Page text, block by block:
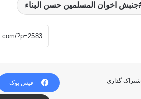
جنبش اخوان المسلمین حسن البناء
اشتراک گذاری فیس بوک